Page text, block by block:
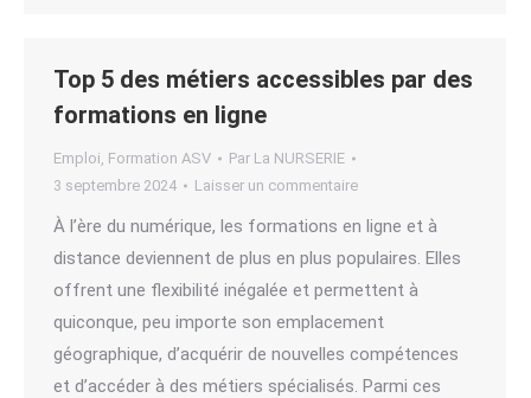
Top 5 des métiers accessibles par des
formations en ligne
Emploi, Formation ASV Par La NURSERIE
3 septembre 2024
Laisser un commentaire
À l’ère du numérique, les formations en ligne et à
distance deviennent de plus en plus populaires. Elles
offrent une flexibilité inégalée et permettent à
quiconque, peu importe son emplacement
géographique, d’acquérir de nouvelles compétences
et d’accéder à des métiers spécialisés. Parmi ces